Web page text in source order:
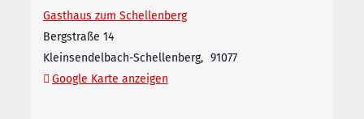
Gasthaus zum Schellenberg
Bergstraße 14
Kleinsendelbach-Schellenberg, 91077
Google Karte anzeigen